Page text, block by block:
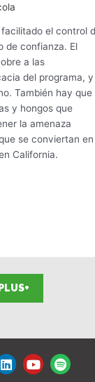
el control
de confianza. El
a las
del programa, y
También hay que
y hongos que
la amenaza
se conviertan en
California.
i
n
o
u
p
o